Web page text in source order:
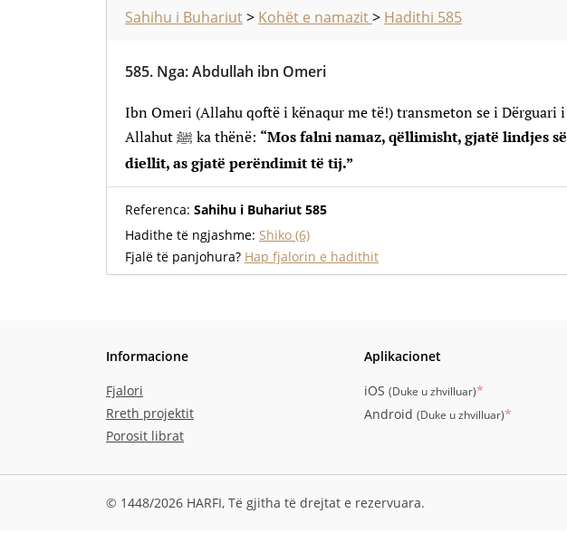
Sahihu i Buhariut> Kohët e namazit> Hadithi 585
585. Nga:Abdullah ibn Omeri
Ibn Omeri (Allahu qoftë i kënaqur me të!) transmeton se i Dërguari i
Allahut ﷺ ka thënë: “Mos falni namaz, qëllimisht, gjatë lindjes së
diellit, as gjatë perëndimit të tij.”
Referenca: Sahihu i Buhariut 585
Hadithe të ngjashme: Shiko (6)
Fjalë të panjohura? Hap fjalorin e hadithit
Informacione
Fjalori
Rreth projektit
Porosit librat
Aplikacionet
iOS (Duke u zhvilluar)*
Android (Duke u zhvilluar)*
© 1448/2026 HARFI, Të gjitha të drejtat e rezervuara.